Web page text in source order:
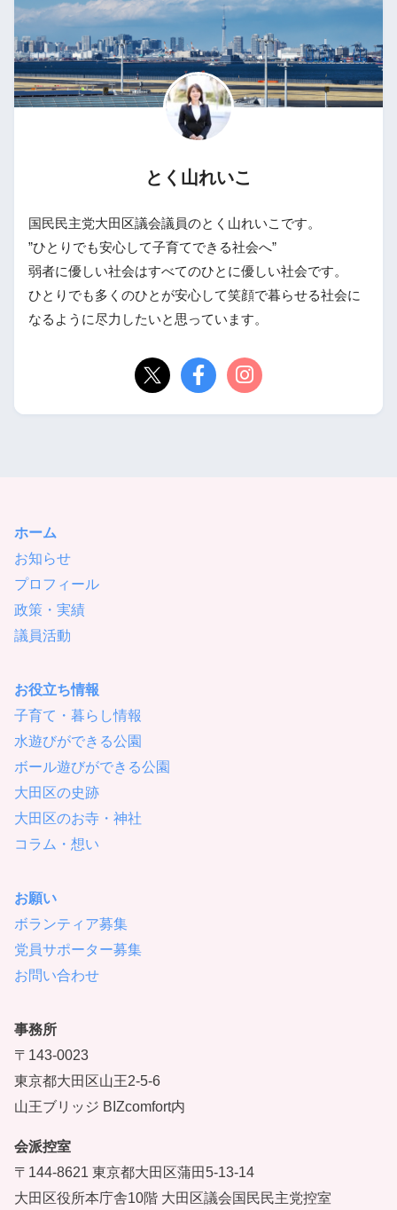
とく山れいこ
国民民主党大田区議会議員のとく山れいこです。
”ひとりでも安心して子育てできる社会へ”
弱者に優しい社会はすべてのひとに優しい社会です。
ひとりでも多くのひとが安心して笑顔で暮らせる社会に
なるように尽力したいと思っています。
ホーム
お知らせ
プロフィール
政策・実績
議員活動
お役立ち情報
子育て・暮らし情報
水遊びができる公園
ボール遊びができる公園
大田区の史跡
大田区のお寺・神社
コラム・想い
お願い
ボランティア募集
党員サポーター募集
お問い合わせ
事務所
〒143-0023
東京都大田区山王2-5-6
山王ブリッジ BIZcomfort内
会派控室
〒144-8621 東京都大田区蒲田5-13-14
大田区役所本庁舎10階 大田区議会国民民主党控室